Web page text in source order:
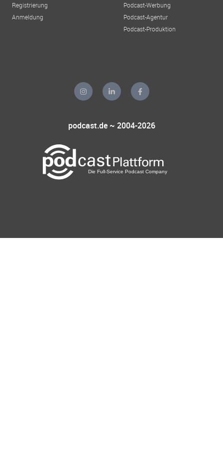
Registrierung
Anmeldung
Podcast-Werbung
Podcast-Agentur
Podcast-Produktion
podcast.de ~ 2004-2026